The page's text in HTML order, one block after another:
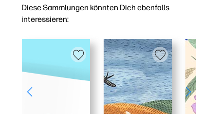
Diese Sammlungen könnten Dich ebenfalls
interessieren: